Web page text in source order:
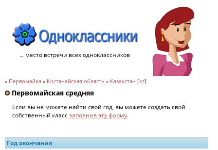
... место встречи всех одноклассников
» Первомайка » Костанайская область » Казахстан [kz]
Первомайская средняя
Если вы не можете найти свой год, вы можете создать свой
собственный классзаполнив эту форму.
Год окончания